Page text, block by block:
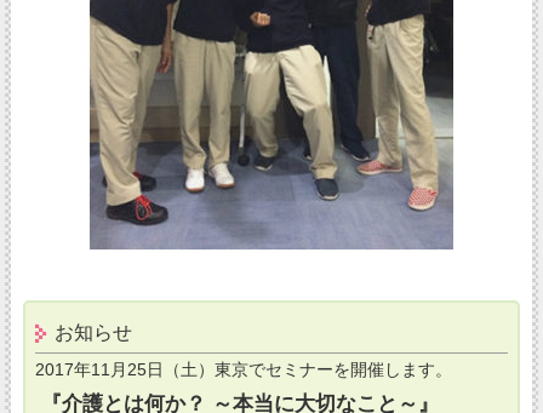
お知らせ
2017年11月25日（土）東京でセミナーを開催します。
『介護とは何か？ ～本当に大切なこと～』